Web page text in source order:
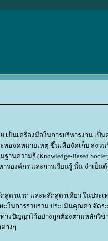
ป็นเครื่องมือในการบริหารงาน เป็น
อจดหมายเหตุ ขึ้นเพื่อจัดเก็บ สงวน
นความรู้ (Knowledge-Based
องค์กร และการเรียนรู้ นั้น จำเป็น
ตรแรก และหลักสูตรเดียว ในประ
ะในการรวบรวม ประเมินคุณค่า จัดร
างปัญญาไว้อย่างถูกต้องตามหลักวิช
างๆ